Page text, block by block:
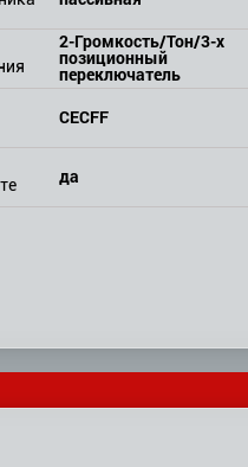
2-Громкость/Тон/3-х
позиционный
переключатель
CECFF
да